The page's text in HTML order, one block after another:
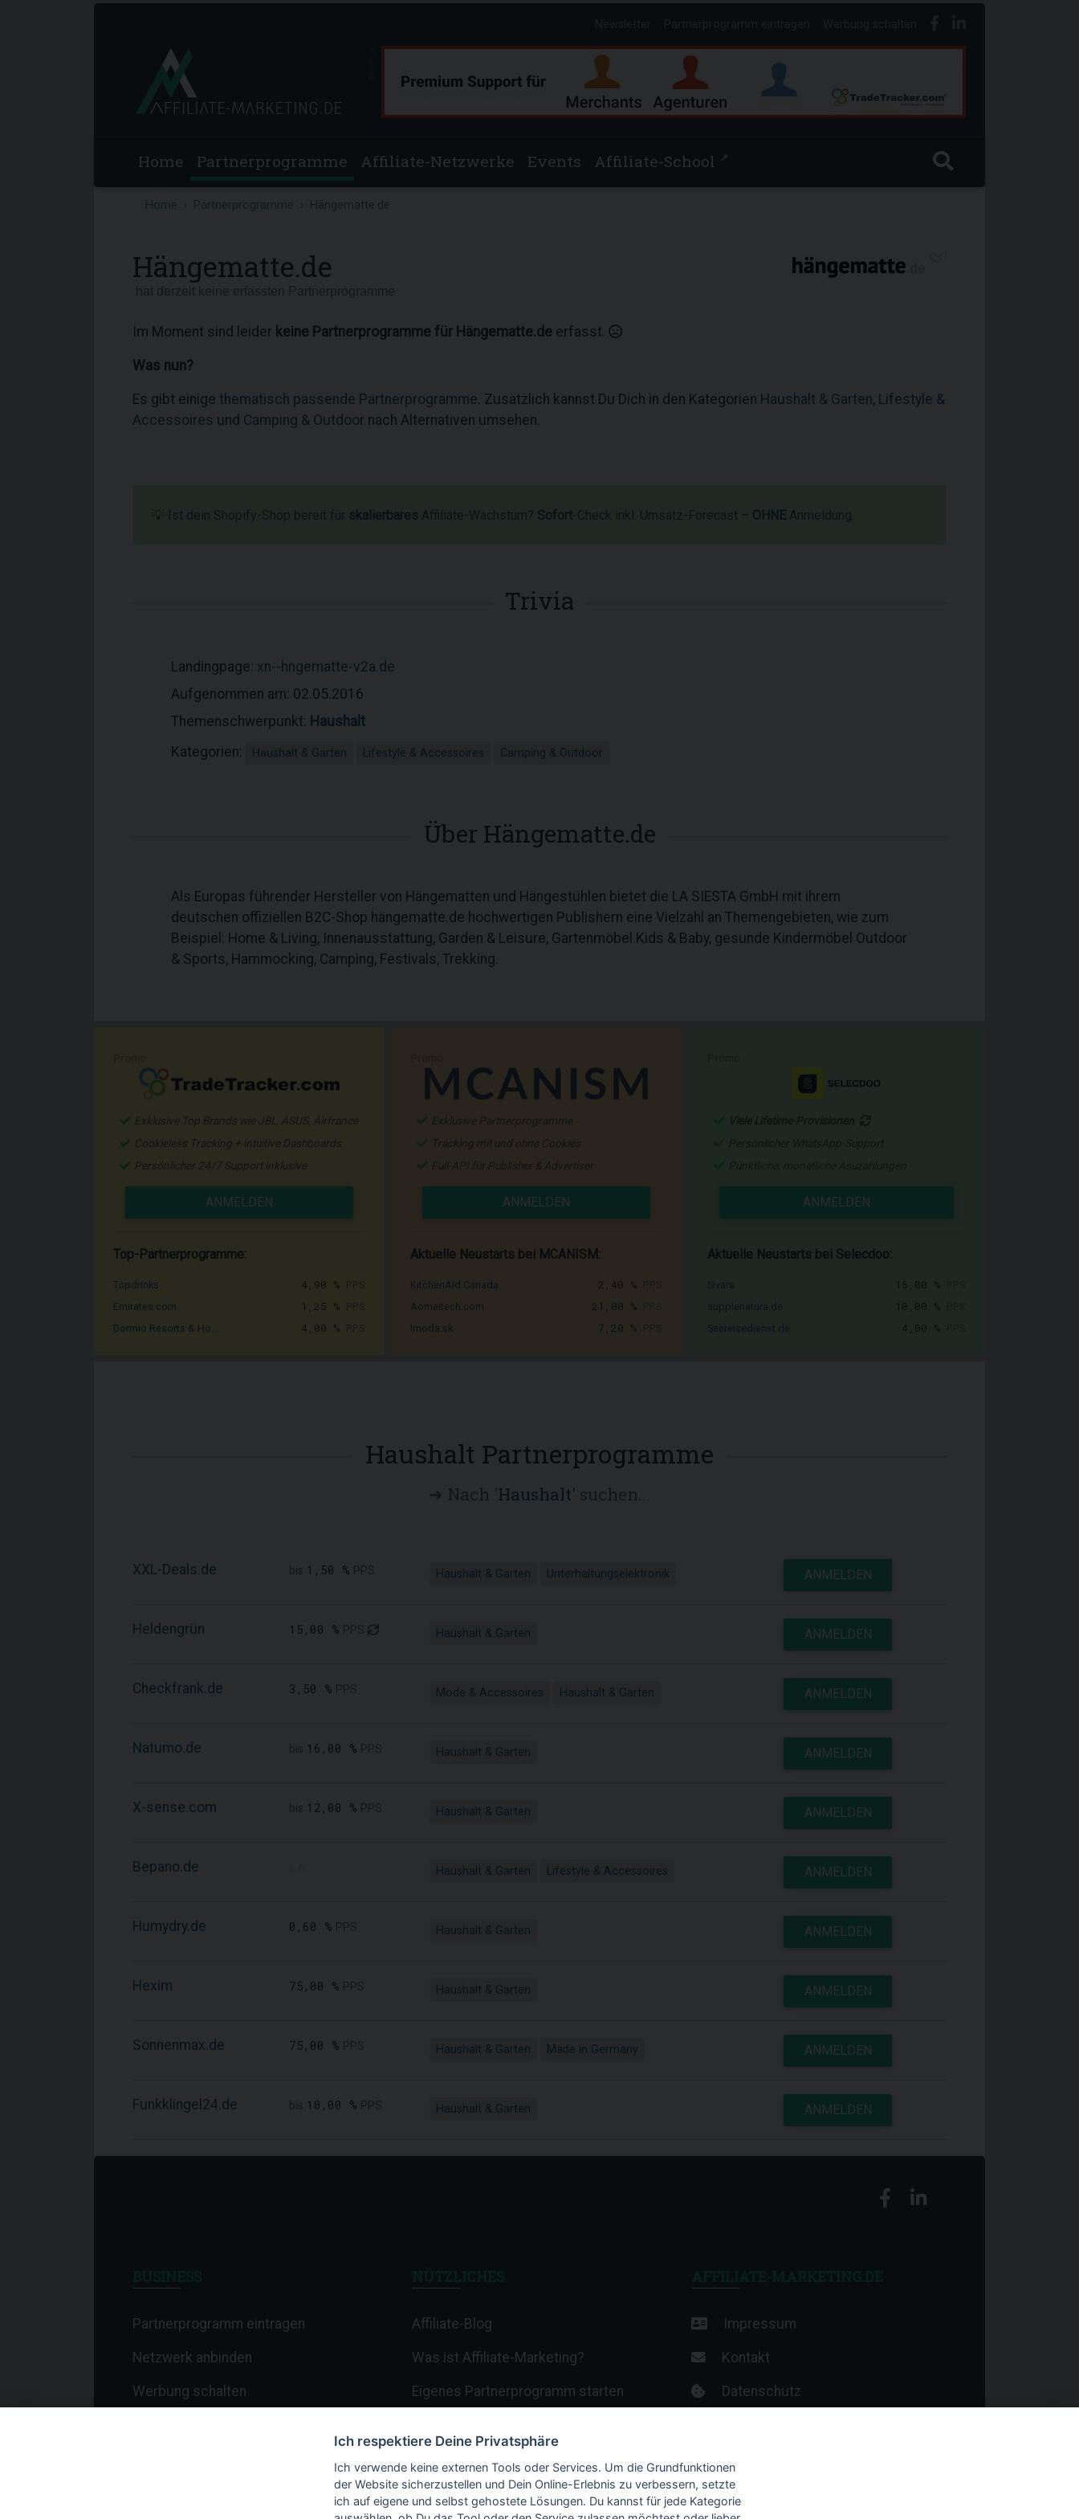
Home Partnerprogramme Affiliate-Netzwerke Events Affiliate-School ↗
Home Partnerprogramme
Hängematte.de
Im Moment sind leider keine Partnerprogramme für Hängematte.de erfasst.
Was nun?
Es gibt einige thematisch passende Partnerprogramme. Zusätzlich kannst Du Dich in den Kategorien Haushalt & Garten, Lifestyle &
Accessoires und Camping & Outdoor nach Alternativen umsehen.
💡 Ist dein Shopify-Shop bereit für skalierbares Affiliate-Wachstum? Sofort-Check inkl. Umsatz-Forecast – OHNE Anmeldung.
Trivia
Landingpage: xn--hngematte-v2a.de
Aufgenommen am: 02.05.2016
Themenschwerpunkt: Haushalt
Kategorien:
Haushalt & Garten Lifestyle & Accessoires Camping & Outdoor
Über Hängematte.de
Als Europas führender Hersteller von Hängematten und Hängestühlen bietet die LA SIESTA GmbH mit ihrem
deutschen offiziellen B2C-Shop hängematte.de hochwertigen Publishern eine Vielzahl an Themengebieten, wie zum
Beispiel: Home & Living, Innenausstattung, Garden & Leisure, Gartenmöbel Kids & Baby, gesunde Kindermöbel Outdoor
& Sports, Hammocking, Camping, Festivals, Trekking.
Exklusive Top Brands wie JBL, ASUS, Airfrance
Cookieless Tracking + intuitive Dashboards
Persönlicher 24/7 Support inklusive
ANMELDEN
Top-Partnerprogramme:
Topdrinks 4,90 %
Emirates.com 1,25 %
Dormio Resorts & Ho... 4,00 %
Exklusive Partnerprogramme
Tracking mit und ohne Cookies
Full-API für Publisher & Advertiser
ANMELDEN
Aktuelle Neustarts bei MCANISM:
KitchenAid Canada 2,40 %
Aomeitech.com 21,00 %
Imoda.sk 7,20 %
ANMELDEN
Aktuelle Neustarts bei Selecdoo:
15,00 %
10,00 %
4,00 %
Haushalt Partnerprogramme
Haushalt
XXL-Deals.de 1,50 % Haushalt & Garten Unterhaltungselektronik ANMELDEN
Heldengrün 15,00 % Haushalt & Garten ANMELDEN
Checkfrank.de 3,50 % Mode & Accessoires Haushalt & Garten ANMELDEN
Natumo.de 16,00 % Haushalt & Garten ANMELDEN
X-sense.com 12,00 % Haushalt & Garten ANMELDEN
Bepano.de Haushalt & Garten Lifestyle & Accessoires ANMELDEN
Humydry.de 0,60 % Haushalt & Garten ANMELDEN
Hexim 75,00 % Haushalt & Garten ANMELDEN
Sonnenmax.de 75,00 % Haushalt & Garten Made in Germany ANMELDEN
Funkklingel24.de 10,00 % Haushalt & Garten ANMELDEN
Partnerprogramm eintragen
Netzwerk anbinden
Werbung schalten
Affiliate-Blog
Was ist Affiliate-Marketing?
Eigenes Partnerprogramm starten
Termine & Veranstaltungen
Webhosting-Anbieter
Impressum
Kontakt
Datenschutz
Ich respektiere Deine Privatsphäre
Ich verwende keine externen Tools oder Services. Um die Grundfunktionen
der Website sicherzustellen und Dein Online-Erlebnis zu verbessern, setzte
ich auf eigene und selbst gehostete Lösungen. Du kannst für jede Kategorie